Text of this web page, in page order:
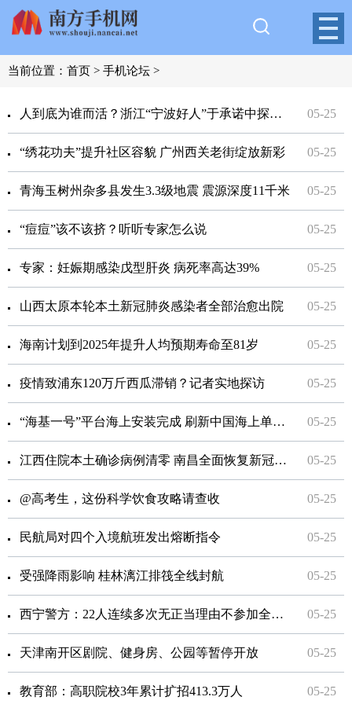
当前位置： 首页 > 手机论坛 >
人到底为谁而活？浙江“宁波好人”于承诺中探寻人生之光 05-25
“绣花功夫”提升社区容貌 广州西关老街绽放新彩 05-25
青海玉树州杂多县发生3.3级地震 震源深度11千米 05-25
“痘痘”该不该挤？听听专家怎么说 05-25
专家：妊娠期感染戊型肝炎 病死率高达39% 05-25
山西太原本轮本土新冠肺炎感染者全部治愈出院 05-25
海南计划到2025年提升人均预期寿命至81岁 05-25
疫情致浦东120万斤西瓜滞销？记者实地探访 05-25
“海基一号”平台海上安装完成 刷新中国海上单体原油生产平台重量纪录 05-25
江西住院本土确诊病例清零 南昌全面恢复新冠疫苗接种 05-25
@高考生，这份科学饮食攻略请查收 05-25
民航局对四个入境航班发出熔断指令 05-25
受强降雨影响 桂林漓江排筏全线封航 05-25
西宁警方：22人连续多次无正当理由不参加全员核酸检测被处罚 05-25
天津南开区剧院、健身房、公园等暂停开放 05-25
教育部：高职院校3年累计扩招413.3万人 05-25